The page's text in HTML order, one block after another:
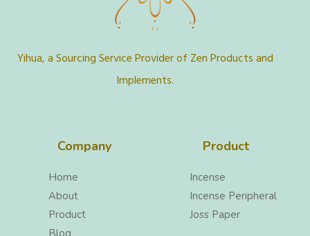
Yihua, a Sourcing Service Provider of Zen Products and
Implements.
Company
Home
About
Product
Product
Incense
Incense Peripheral
Joss Paper